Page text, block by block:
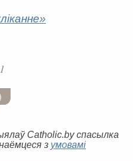
Catholic.by спасылка
з умовамі